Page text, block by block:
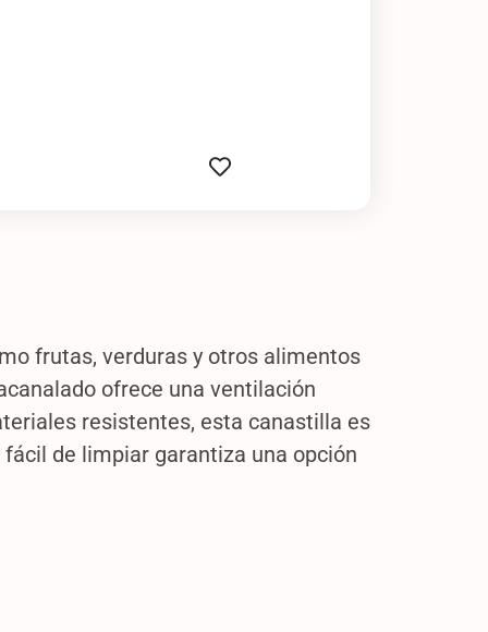
frutas, verduras y otros alimentos
ofrece una ventilación
resistentes, esta canastilla es
de limpiar garantiza una opción